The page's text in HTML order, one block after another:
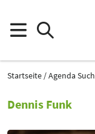
Startseite Agenda
Dennis Funk